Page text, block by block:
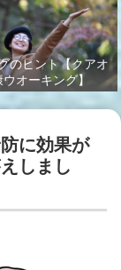
のヒント【クアオ
オーキング】
No.003
に効果が
しまし